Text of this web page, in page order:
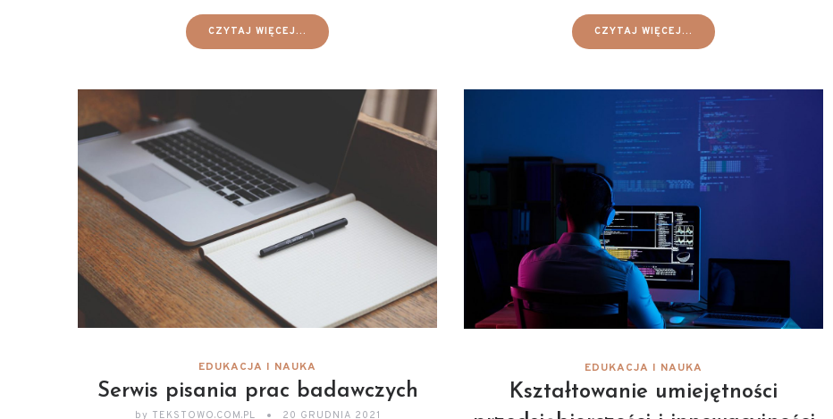
CZYTAJ WIĘCEJ... CZYTAJ WIĘCEJ...
EDUKACJA I NAUKA
Serwis pisania prac badawczych
by TEKSTOWO.COM.PL 20 GRUDNIA 2021
EDUKACJA I NAUKA
Kształtowanie umiejętności